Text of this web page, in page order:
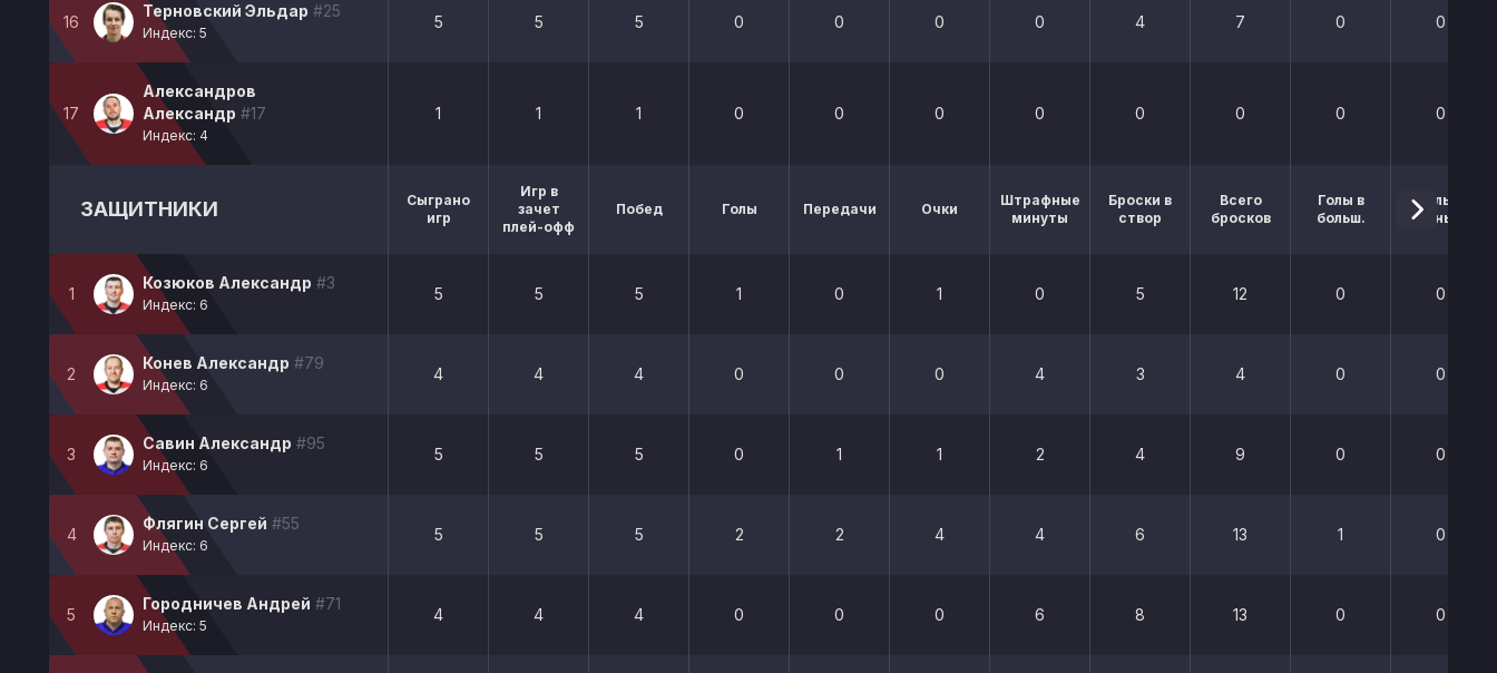
16
Терновский Эльдар #25
Индекс: 5
5 5 5 0 0 0 0 4 7 0 0
17
Александров
Александр #17
Индекс: 4
1 1 1 0 0 0 0 0 0 0 0
ЗАЩИТНИКИ
Сыграно
игр
Игр в
зачет
плей-офф
Побед Голы Передачи Очки
Штрафные
минуты
Броски в
створ
Всего
бросков
Голы в
больш.
Голы в
меньш.
1
Козюков Александр #3
Индекс: 6
5 5 5 1 0 1 0 5 12 0 0
2
Конев Александр #79
Индекс: 6
4 4 4 0 0 0 4 3 4 0 0
3
Савин Александр #95
Индекс: 6
5 5 5 0 1 1 2 4 9 0 0
4
Флягин Сергей #55
Индекс: 6
5 5 5 2 2 4 4 6 13 1 0
5
Городничев Андрей #71
Индекс: 5
4 4 4 0 0 0 6 8 13 0 0